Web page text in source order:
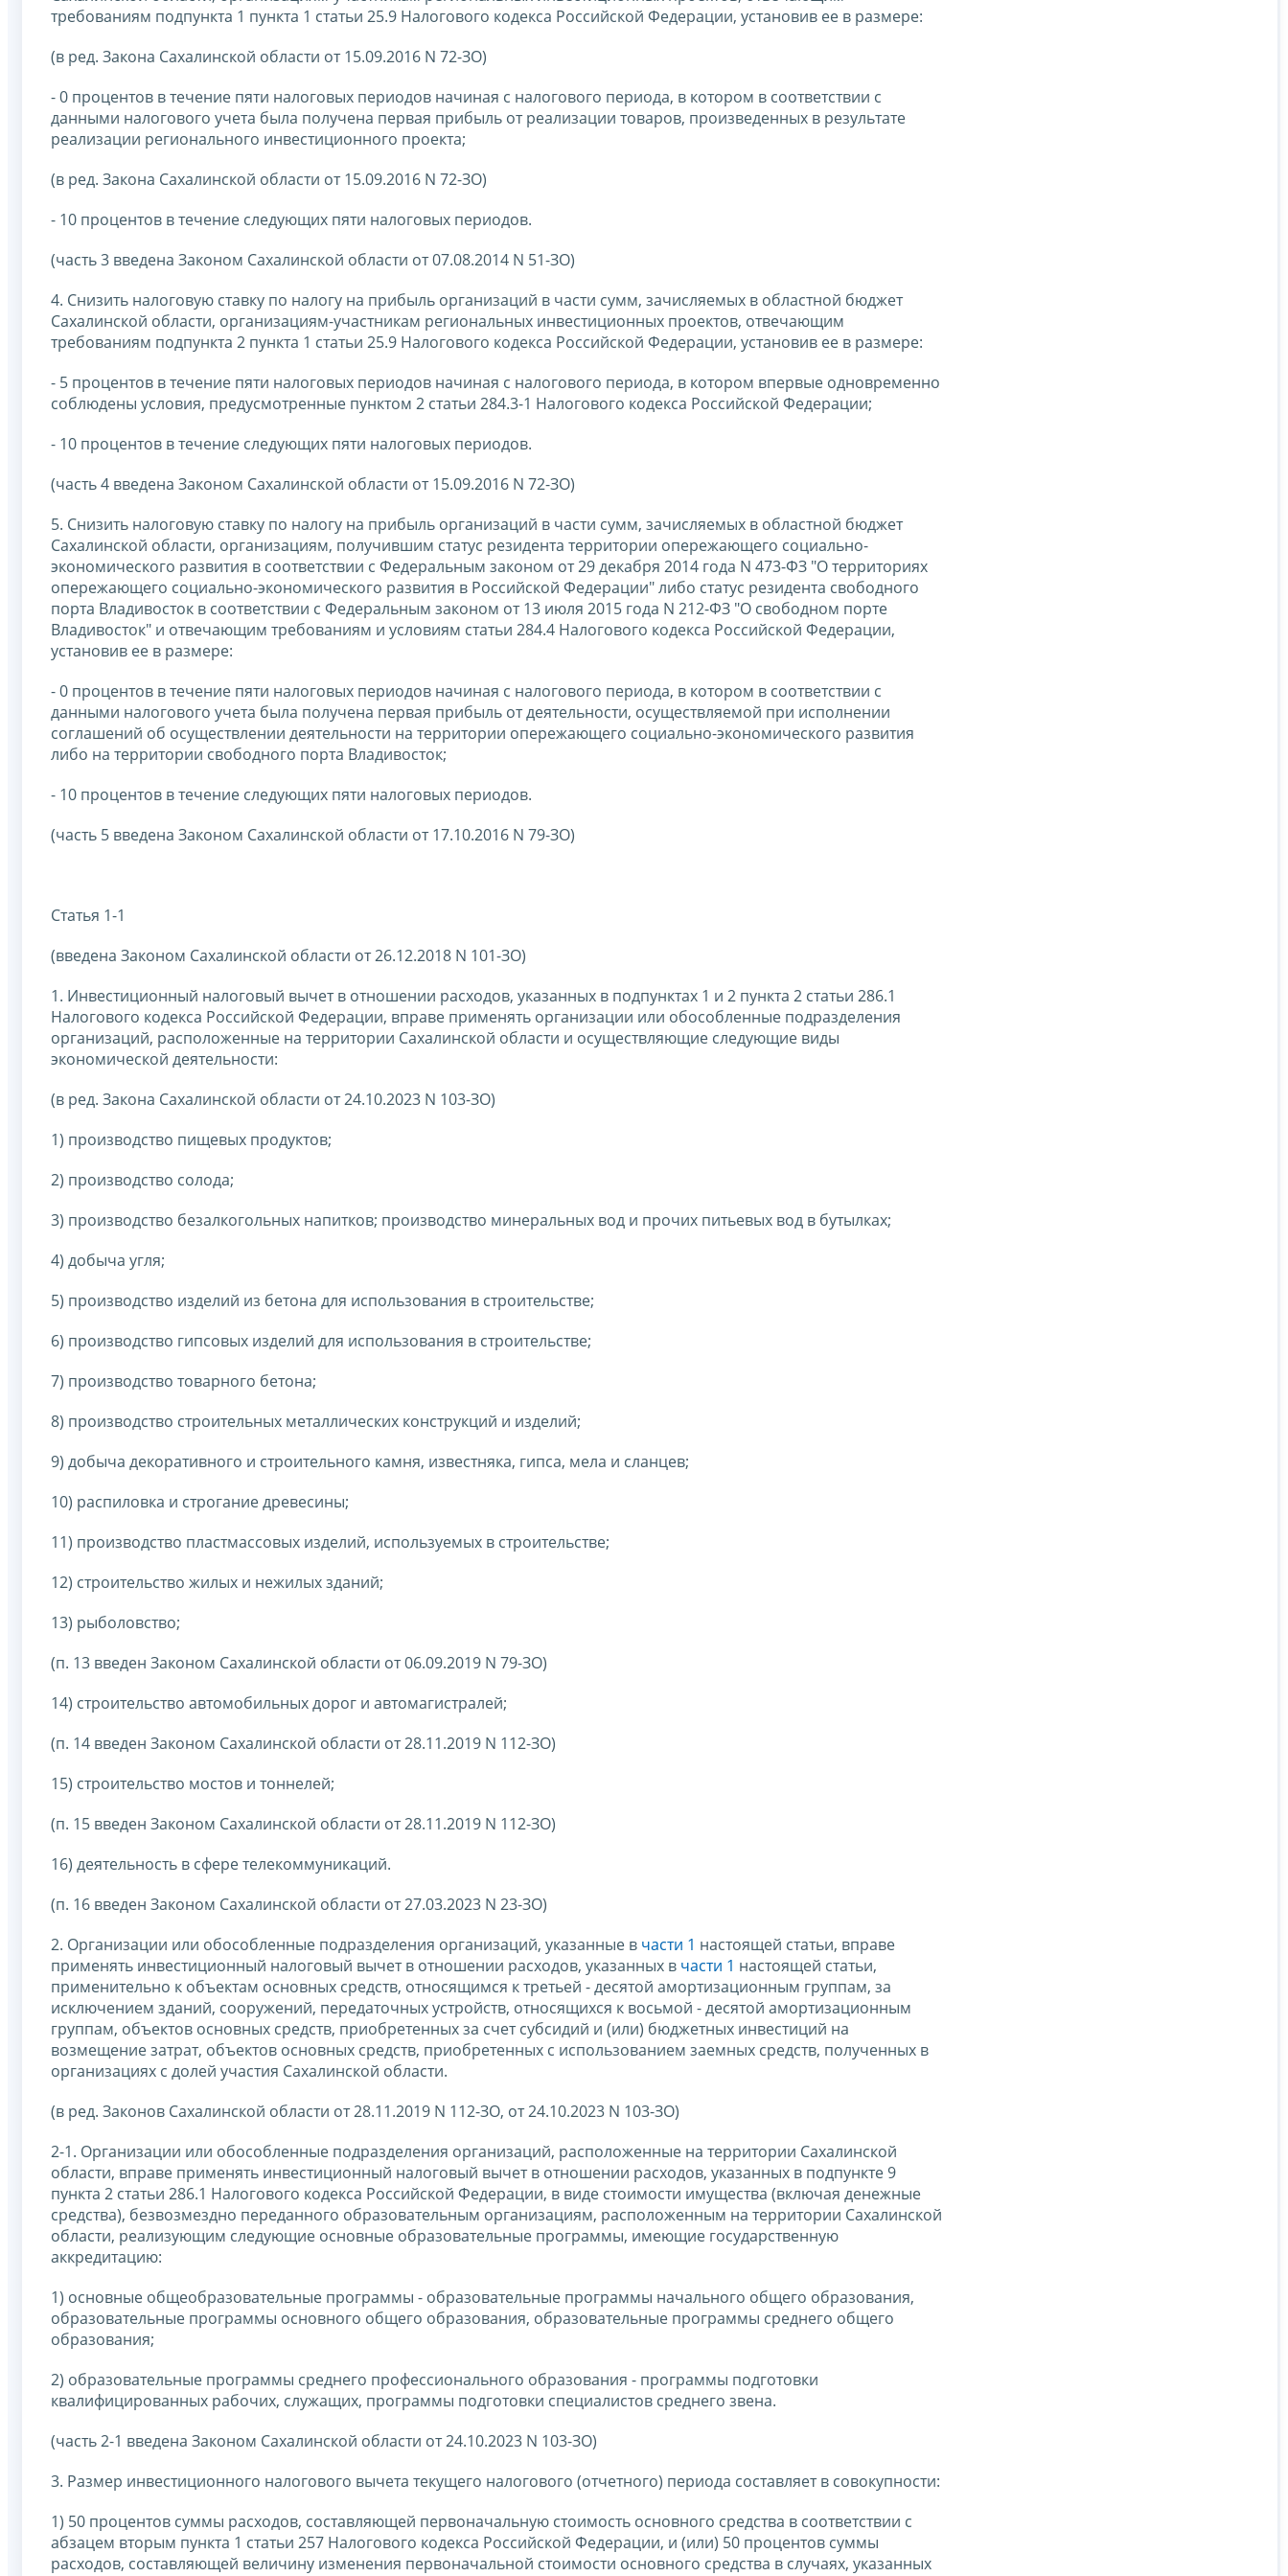
требованиям подпункта 1 пункта 1 статьи 25.9 Налогового кодекса Российской Федерации, установив ее в размере:
(в ред. Закона Сахалинской области от 15.09.2016 N 72-ЗО)
- 0 процентов в течение пяти налоговых периодов начиная с налогового периода, в котором в соответствии с
данными налогового учета была получена первая прибыль от реализации товаров, произведенных в результате
реализации регионального инвестиционного проекта;
(в ред. Закона Сахалинской области от 15.09.2016 N 72-ЗО)
- 10 процентов в течение следующих пяти налоговых периодов.
(часть 3 введена Законом Сахалинской области от 07.08.2014 N 51-ЗО)
4. Снизить налоговую ставку по налогу на прибыль организаций в части сумм, зачисляемых в областной бюджет
Сахалинской области, организациям-участникам региональных инвестиционных проектов, отвечающим
требованиям подпункта 2 пункта 1 статьи 25.9 Налогового кодекса Российской Федерации, установив ее в размере:
- 5 процентов в течение пяти налоговых периодов начиная с налогового периода, в котором впервые одновременно
соблюдены условия, предусмотренные пунктом 2 статьи 284.3-1 Налогового кодекса Российской Федерации;
- 10 процентов в течение следующих пяти налоговых периодов.
(часть 4 введена Законом Сахалинской области от 15.09.2016 N 72-ЗО)
5. Снизить налоговую ставку по налогу на прибыль организаций в части сумм, зачисляемых в областной бюджет
Сахалинской области, организациям, получившим статус резидента территории опережающего социально-
экономического развития в соответствии с Федеральным законом от 29 декабря 2014 года N 473-ФЗ "О территориях
опережающего социально-экономического развития в Российской Федерации" либо статус резидента свободного
порта Владивосток в соответствии с Федеральным законом от 13 июля 2015 года N 212-ФЗ "О свободном порте
Владивосток" и отвечающим требованиям и условиям статьи 284.4 Налогового кодекса Российской Федерации,
установив ее в размере:
- 0 процентов в течение пяти налоговых периодов начиная с налогового периода, в котором в соответствии с
данными налогового учета была получена первая прибыль от деятельности, осуществляемой при исполнении
соглашений об осуществлении деятельности на территории опережающего социально-экономического развития
либо на территории свободного порта Владивосток;
- 10 процентов в течение следующих пяти налоговых периодов.
(часть 5 введена Законом Сахалинской области от 17.10.2016 N 79-ЗО)
Статья 1-1
(введена Законом Сахалинской области от 26.12.2018 N 101-ЗО)
1. Инвестиционный налоговый вычет в отношении расходов, указанных в подпунктах 1 и 2 пункта 2 статьи 286.1
Налогового кодекса Российской Федерации, вправе применять организации или обособленные подразделения
организаций, расположенные на территории Сахалинской области и осуществляющие следующие виды
экономической деятельности:
(в ред. Закона Сахалинской области от 24.10.2023 N 103-ЗО)
1) производство пищевых продуктов;
2) производство солода;
3) производство безалкогольных напитков; производство минеральных вод и прочих питьевых вод в бутылках;
4) добыча угля;
5) производство изделий из бетона для использования в строительстве;
6) производство гипсовых изделий для использования в строительстве;
7) производство товарного бетона;
8) производство строительных металлических конструкций и изделий;
9) добыча декоративного и строительного камня, известняка, гипса, мела и сланцев;
10) распиловка и строгание древесины;
11) производство пластмассовых изделий, используемых в строительстве;
12) строительство жилых и нежилых зданий;
13) рыболовство;
(п. 13 введен Законом Сахалинской области от 06.09.2019 N 79-ЗО)
14) строительство автомобильных дорог и автомагистралей;
(п. 14 введен Законом Сахалинской области от 28.11.2019 N 112-ЗО)
15) строительство мостов и тоннелей;
(п. 15 введен Законом Сахалинской области от 28.11.2019 N 112-ЗО)
16) деятельность в сфере телекоммуникаций.
(п. 16 введен Законом Сахалинской области от 27.03.2023 N 23-ЗО)
2. Организации или обособленные подразделения организаций, указанные в части 1 настоящей статьи, вправе
применять инвестиционный налоговый вычет в отношении расходов, указанных в части 1 настоящей статьи,
применительно к объектам основных средств, относящимся к третьей - десятой амортизационным группам, за
исключением зданий, сооружений, передаточных устройств, относящихся к восьмой - десятой амортизационным
группам, объектов основных средств, приобретенных за счет субсидий и (или) бюджетных инвестиций на
возмещение затрат, объектов основных средств, приобретенных с использованием заемных средств, полученных в
организациях с долей участия Сахалинской области.
(в ред. Законов Сахалинской области от 28.11.2019 N 112-ЗО, от 24.10.2023 N 103-ЗО)
2-1. Организации или обособленные подразделения организаций, расположенные на территории Сахалинской
области, вправе применять инвестиционный налоговый вычет в отношении расходов, указанных в подпункте 9
пункта 2 статьи 286.1 Налогового кодекса Российской Федерации, в виде стоимости имущества (включая денежные
средства), безвозмездно переданного образовательным организациям, расположенным на территории Сахалинской
области, реализующим следующие основные образовательные программы, имеющие государственную
аккредитацию:
1) основные общеобразовательные программы - образовательные программы начального общего образования,
образовательные программы основного общего образования, образовательные программы среднего общего
образования;
2) образовательные программы среднего профессионального образования - программы подготовки
квалифицированных рабочих, служащих, программы подготовки специалистов среднего звена.
(часть 2-1 введена Законом Сахалинской области от 24.10.2023 N 103-ЗО)
3. Размер инвестиционного налогового вычета текущего налогового (отчетного) периода составляет в совокупности:
1) 50 процентов суммы расходов, составляющей первоначальную стоимость основного средства в соответствии с
абзацем вторым пункта 1 статьи 257 Налогового кодекса Российской Федерации, и (или) 50 процентов суммы
расходов, составляющей величину изменения первоначальной стоимости основного средства в случаях, указанных